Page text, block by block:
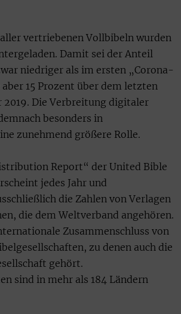
vertriebenen Vollbibeln wurden
Damit sei der Anteil
niedriger als im ersten „Corona-
15 Prozent über dem letzten
Die Verbreitung digitaler
besonders in
zunehmend größere Rolle.
Report“ der United Bible
jedes Jahr und
die Zahlen von Verlagen
die dem Weltverband angehören.
Zusammenschluss von
zu denen auch die
gehört.
sind in mehr als 184 Ländern